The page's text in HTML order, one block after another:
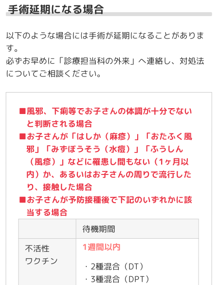
手術延期になる場合
以下のような場合には手術が延期になることがありま
す。
必ずお早めに「診療担当科の外来」へ連絡し、対処法
についてご相談ください。
■風邪、下痢等でお子さんの体調が十分でない
と判断される場合
■お子さんが「はしか（麻疹）」「おたふく風
邪」「みずぼうそう（水痘）」「ふうしん
（風疹）」などに罹患し間もない（1ヶ月以
内）か、あるいはお子さんの周りで流行した
り、接触した場合
■お子さんが予防接種後で下記のいずれかに該
当する場合
待機期間
不活性
ワクチン
1週間以内
・2種混合（DT）
・3種混合（DPT）